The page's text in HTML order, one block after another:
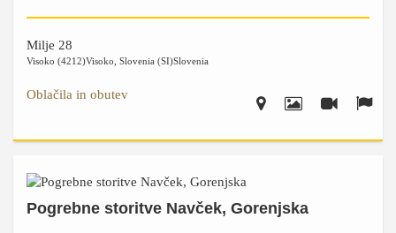
Milje 28
Visoko (4212)Visoko Slovenia (SI)Slovenia
Oblačila in obutev
Pogrebne storitve Navček, Gorenjska